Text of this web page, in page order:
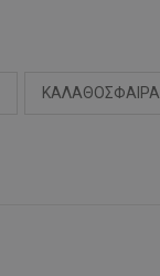
ΚΑΛΑΘΟΣΦΑΙΡΑ